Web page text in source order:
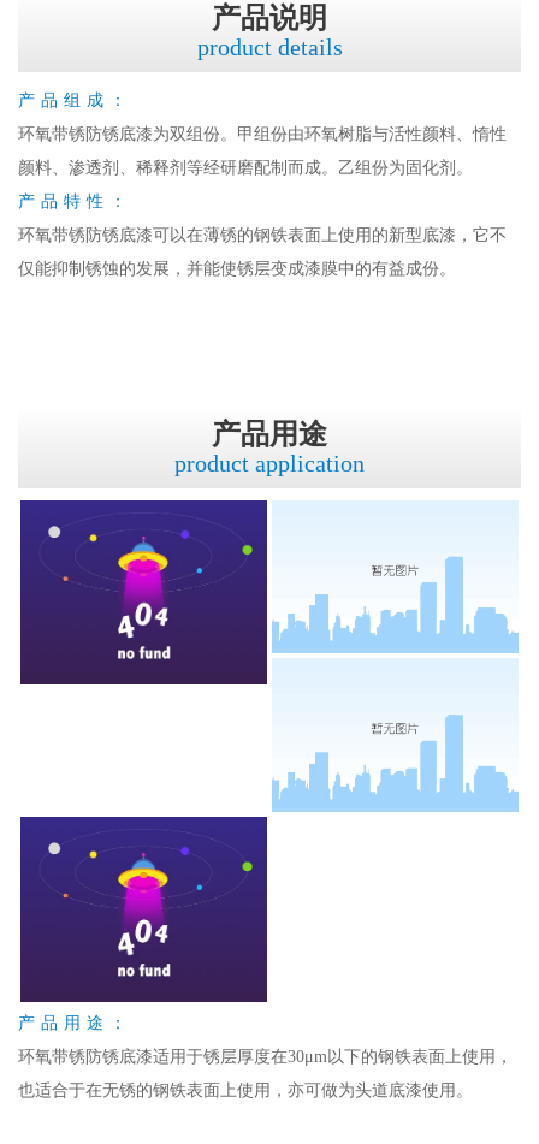
产品说明
product details
产品组成：
环氧带锈防锈底漆为双组份。甲组份由环氧树脂与活性颜料、惰性
颜料、渗透剂、稀释剂等经研磨配制而成。乙组份为固化剂。
产品特性：
环氧带锈防锈底漆可以在薄锈的钢铁表面上使用的新型底漆，它不
仅能抑制锈蚀的发展，并能使锈层变成漆膜中的有益成份。
产品用途
product application
产品用途：
环氧带锈防锈底漆适用于锈层厚度在30μm以下的钢铁表面上使用，
也适合于在无锈的钢铁表面上使用，亦可做为头道底漆使用。